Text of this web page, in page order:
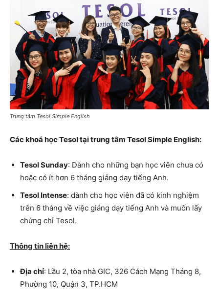
Trung tâm Tesol Simple English
Các khoá học Tesol tại trung tâm Tesol Simple English:
Tesol Sunday: Dành cho những bạn học viên chưa có
hoặc có ít hơn 6 tháng giảng dạy tiếng Anh.
Tesol Intense: dành cho học viên đã có kinh nghiệm
trên 6 tháng về việc giảng dạy tiếng Anh và muốn lấy
chứng chỉ Tesol.
Thông tin liên hệ:
Địa chỉ: Lầu 2, tòa nhà GIC, 326 Cách Mạng Tháng 8,
Phường 10, Quận 3, TP.HCM